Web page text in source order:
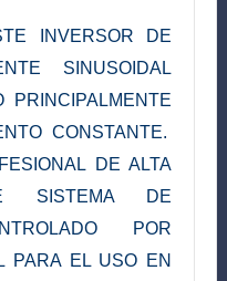
INVERSOR DE
SINUSOIDAL
PRINCIPALMENTE
CONSTANTE.
DE ALTA
SISTEMA DE
POR
PARA EL USO EN